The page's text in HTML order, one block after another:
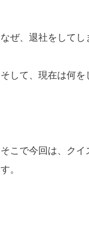
なぜ、退社をしてし
そして、現在は何を
そこで今回は、クイ
す。